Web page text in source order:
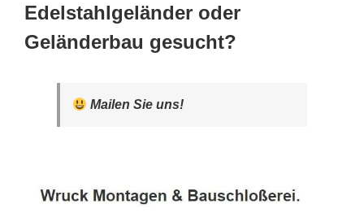
Edelstahlgeländer oder
Geländerbau gesucht?
Mailen Sie uns!